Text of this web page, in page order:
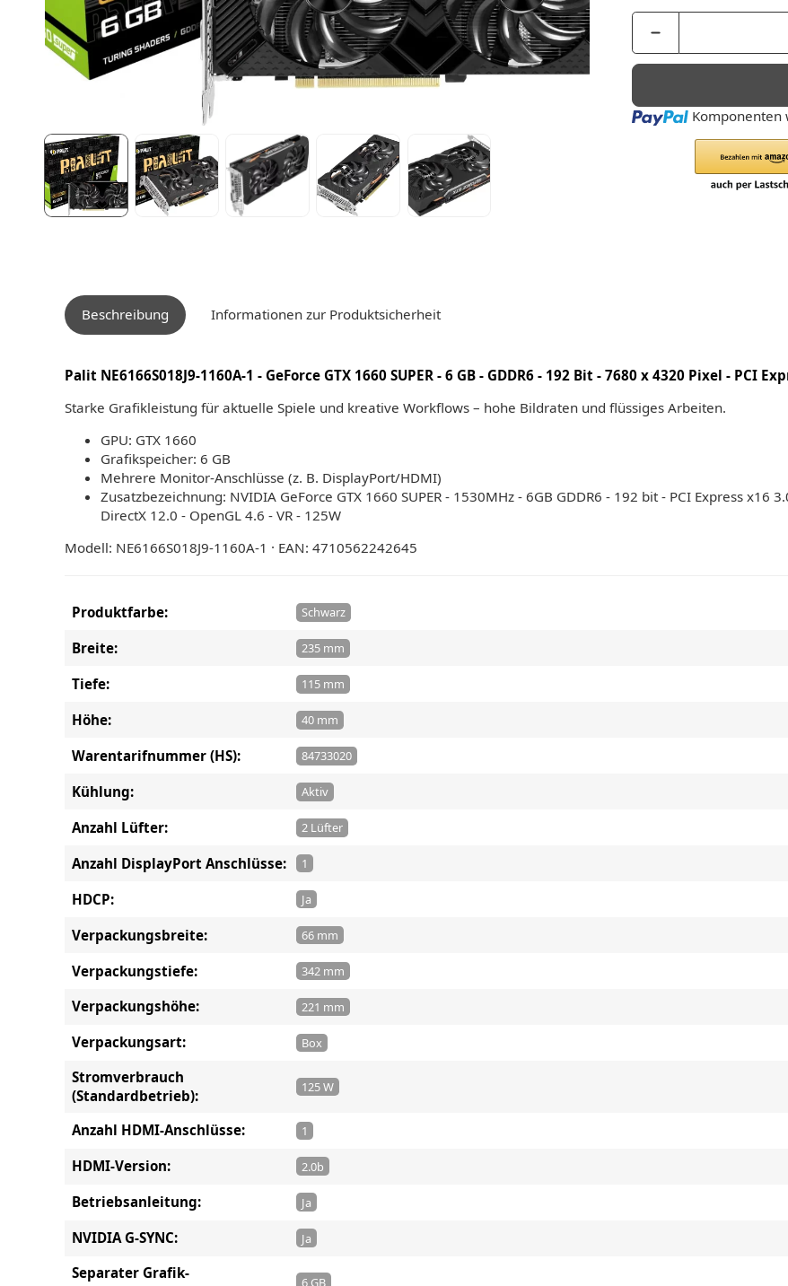
Loading... Komponenten
Beschreibung Informationen zur Produktsicherheit
Palit NE6166S018J9-1160A-1 - GeForce GTX 1660 SUPER - 6 GB - GDDR6 - 192 Bit - 7680 x 4320 Pixel - PCI
Starke Grafikleistung für aktuelle Spiele und kreative Workflows – hohe Bildraten und flüssiges Arbeiten.
GPU: GTX 1660
Grafikspeicher: 6 GB
Mehrere Monitor-Anschlüsse (z. B. DisplayPort/HDMI)
Zusatzbezeichnung: NVIDIA GeForce GTX 1660 SUPER - 1530MHz - 6GB GDDR6 - 192 bit - PCI Express x16
DirectX 12.0 - OpenGL 4.6 - VR - 125W
Modell: NE6166S018J9-1160A-1 · EAN: 4710562242645
Produktfarbe: Schwarz
Breite: 235 mm
Tiefe: 115 mm
Höhe: 40 mm
Warentarifnummer (HS): 84733020
Kühlung: Aktiv
Anzahl Lüfter: 2 Lüfter
Anzahl DisplayPort Anschlüsse: 1
HDCP: Ja
Verpackungsbreite: 66 mm
Verpackungstiefe: 342 mm
Verpackungshöhe: 221 mm
Verpackungsart: Box
Stromverbrauch
(Standardbetrieb):
125 W
Anzahl HDMI-Anschlüsse: 1
HDMI-Version: 2.0b
Betriebsanleitung: Ja
NVIDIA G-SYNC: Ja
Separater Grafik-
6 GB